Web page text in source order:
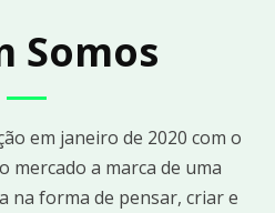
Somos
em janeiro de 2020 com o
mercado a marca de uma
na forma de pensar, criar e